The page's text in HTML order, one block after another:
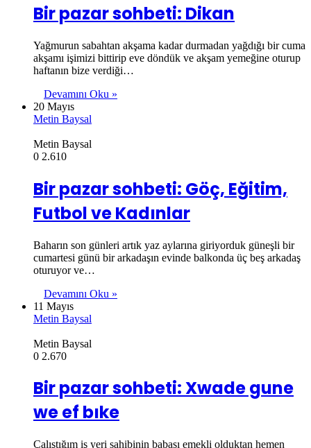
Bir pazar sohbeti: Dikan
Yağmurun sabahtan akşama kadar durmadan yağdığı bir cuma
akşamı işimizi bittirip eve döndük ve akşam yemeğine oturup
haftanın bize verdiği…
Devamını Oku »
20 Mayıs
Metin Baysal
Metin Baysal
0 2.610
Bir pazar sohbeti: Göç, Eğitim,
Futbol ve Kadınlar
Baharın son günleri artık yaz aylarına giriyorduk güneşli bir
cumartesi günü bir arkadaşın evinde balkonda üç beş arkadaş
oturuyor ve…
Devamını Oku »
11 Mayıs
Metin Baysal
Metin Baysal
0 2.670
Bir pazar sohbeti: Xwade gune
we ef bıke
Çalıştığım iş yeri sahibinin babası emekli olduktan hemen